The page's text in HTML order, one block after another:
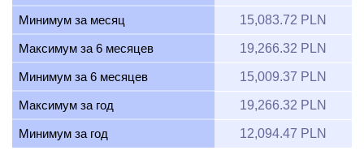
Минимум за месяц 15,083.72 PLN
Максимум за 6 месяцев 19,266.32 PLN
Минимум за 6 месяцев 15,009.37 PLN
Максимум за год 19,266.32 PLN
Минимум за год 12,094.47 PLN